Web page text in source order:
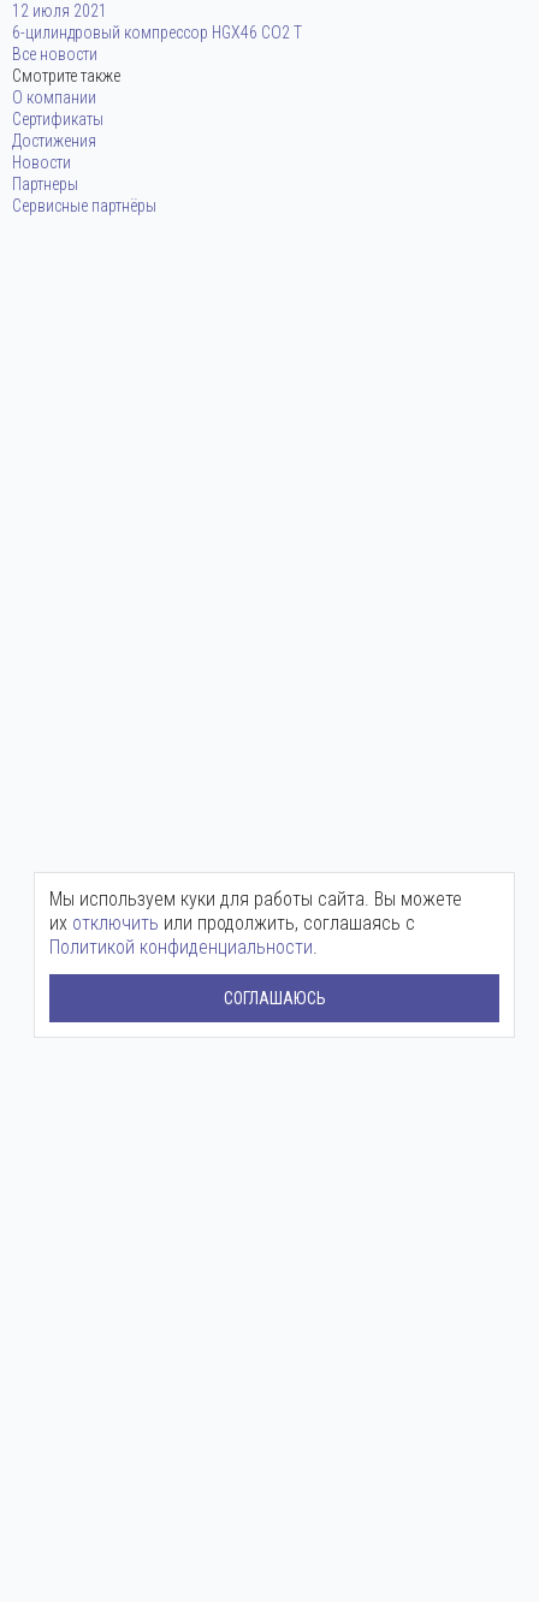
12 июля 2021
6-цилиндровый компрессор HGX46 CO2 T
Все новости
Смотрите также
О компании
Сертификаты
Достижения
Новости
Партнеры
Сервисные партнёры
Мы используем куки для работы сайта. Вы можете
их отключить или продолжить, соглашаясь с
Политикой конфиденциальности.
СОГЛАШАЮСЬ